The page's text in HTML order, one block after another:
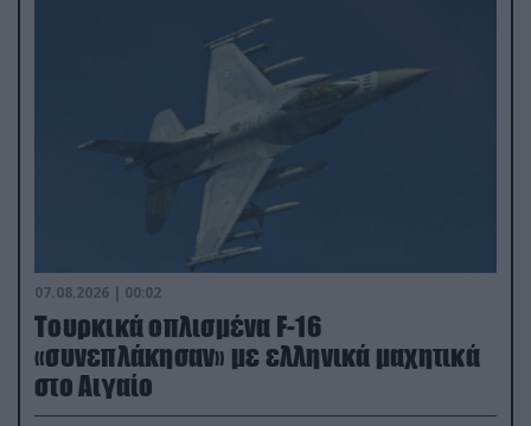
07.08.2026 | 00:02
Τουρκικά οπλισμένα F-16
«συνεπλάκησαν» με ελληνικά μαχητικά
στο Αιγαίο